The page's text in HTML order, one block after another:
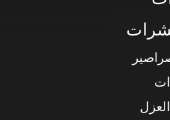
العزل